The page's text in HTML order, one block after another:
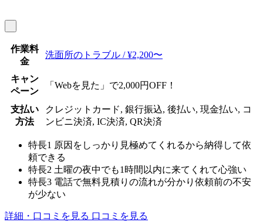
作業料
金
洗面所のトラブル / ¥2,200〜
キャン
ペーン
「Webを見た」で2,000円OFF！
支払い
方法
クレジットカード, 銀行振込, 後払い, 現金払い, コ
ンビニ決済, IC決済, QR決済
特長1 原因をしっかり見極めてくれるから納得して依
頼できる
特長2 土曜の夜中でも1時間以内に来てくれて心強い
特長3 電話で無料見積りの流れが分かり依頼前の不安
が少ない
詳細・口コミを見る 口コミを見る